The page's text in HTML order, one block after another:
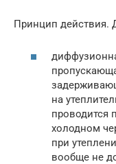
Принцип действия.
на
проводится
холодном
при
вообще не